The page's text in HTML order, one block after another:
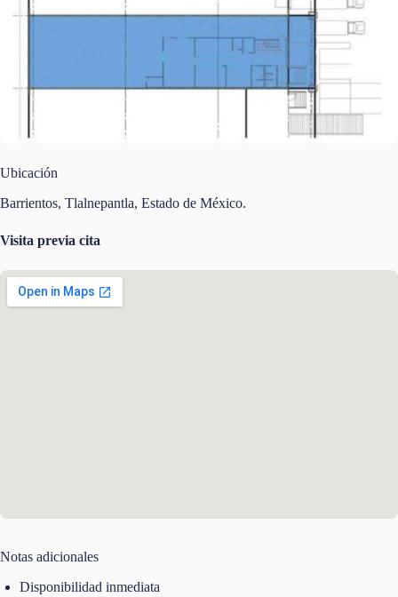
Ubicación
Barrientos, Tlalnepantla, Estado de México.
Visita previa cita
Notas adicionales
Disponibilidad inmediata